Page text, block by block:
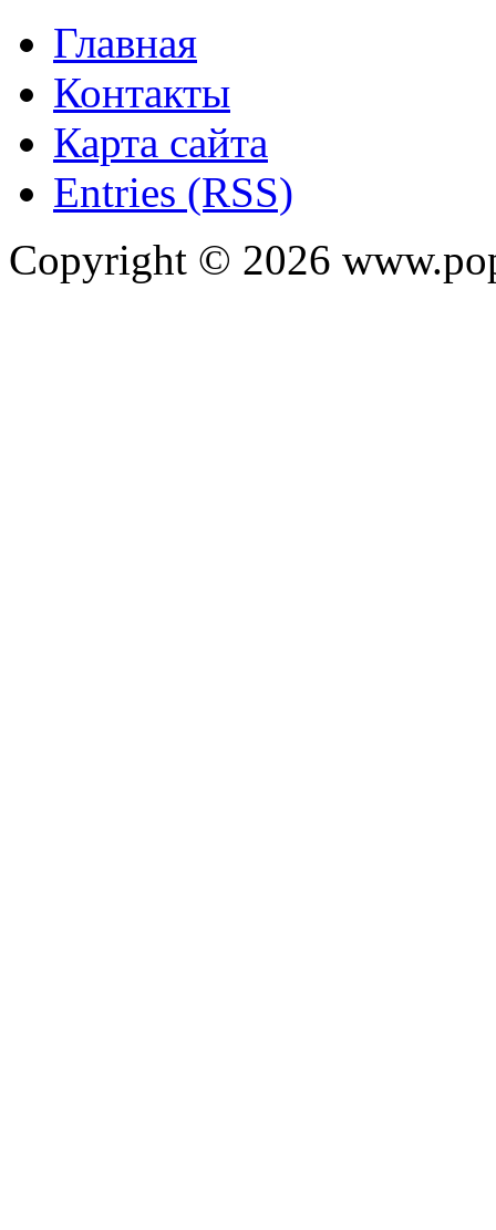
Главная
Контакты
Карта сайта
Entries (RSS)
Copyright © 2026